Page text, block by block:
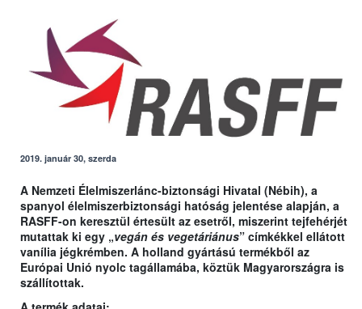
2019. január 30, szerda
A Nemzeti Élelmiszerlánc-biztonsági Hivatal (Nébih), a
spanyol élelmiszerbiztonsági hatóság jelentése alapján, a
RASFF-on keresztül értesült az esetről, miszerint tejfehérjét
mutattak ki egy „vegán és vegetáriánus” címkékkel ellátott
vanília jégkrémben. A holland gyártású termékből az
Európai Unió nyolc tagállamába, köztük Magyarországra is
szállítottak.